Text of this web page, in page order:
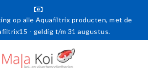
op alle Aquafiltrix producten, met de
- geldig t/m 31 augustus.